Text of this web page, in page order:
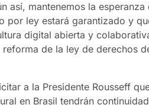
así, mantenemos la
por ley estará garantizado y
digital abierta y
de la ley de derechos
a la Presidente Rousseff
en Brasil tendrán